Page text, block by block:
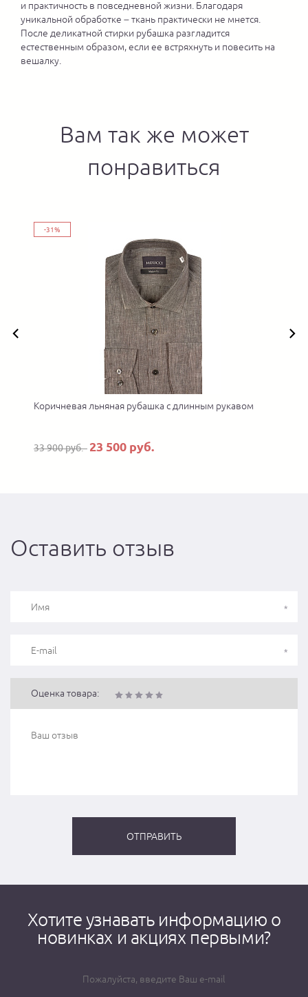
и практичность в повседневной жизни. Благодаря
уникальной обработке – ткань практически не мнется.
После деликатной стирки рубашка разгладится
естественным образом, если ее встряхнуть и повесить на
вешалку.
Вам так же может
понравиться
-31%
Коричневая льняная рубашка с длинным рукавом
33 900 руб. 23 500 руб.
Оставить отзыв
Оценка товара:
Хотите узнавать информацию о
новинках и акциях первыми?